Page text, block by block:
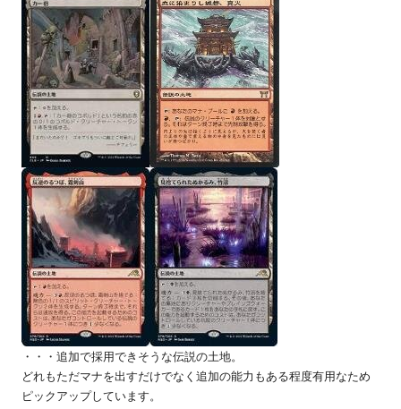
・・・追加で採用できそうな伝説の土地。
どれもただマナを出すだけでなく追加の能力もある程度有用なため
ピックアップしています。